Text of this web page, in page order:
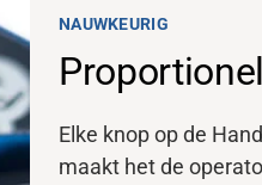
NAUWKEURIG
Elke knop op de
maakt het de